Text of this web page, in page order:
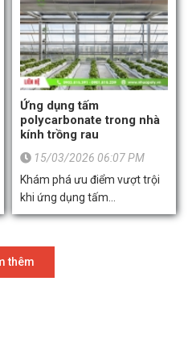
phương tiện bền bỉ. Xem
ngay báo giá và kỹ thuật thi
công chuẩn từ Toàn Thắng
Sài Gòn.
Ứng dụng tấm
polycarbonate trong nhà
kính trồng rau
15/03/2026 06:07 PM
Khám phá ưu điểm vượt trội
khi ứng dụng tấm
Polycarbonate trong nhà
sáng tối ưu, chống tia UV,
cách nhiệt hiệu quả từ
thêm